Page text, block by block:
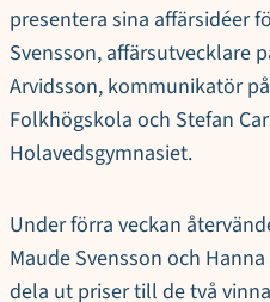
presentera sina affärsidéer
Svensson, affärsutvecklare
Arvidsson, kommunikatör
Folkhögskola och Stefan
Holavedsgymnasiet.
Under förra veckan
Maude Svensson och
dela ut priser till de två